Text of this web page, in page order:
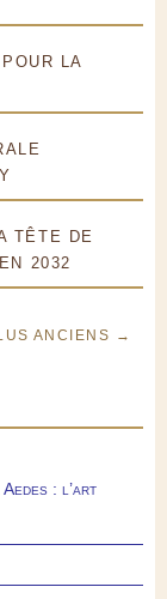
LA
TÊTE DE
2032
ANCIENS →
Aedes : l’art